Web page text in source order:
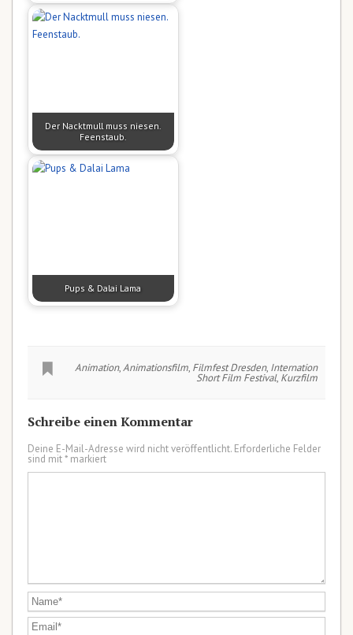
Der Nacktmull muss niesen.
Feenstaub.
Pups & Dalai Lama
Animation,Animationsfilm, Filmfest Dresden, Internation
Short Film Festival, Kurzfilm
Schreibe einen Kommentar
Deine E-Mail-Adresse wird nicht veröffentlicht. Erforderliche Felder
sind mit*markiert